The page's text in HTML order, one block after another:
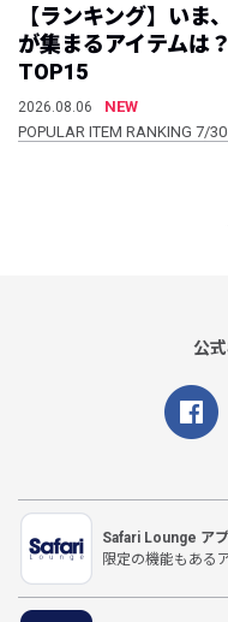
【ランキング】いま
が集まるアイテムは？
TOP15
2026.08.06
NEW
POPULAR ITEM RANKING 7/
公
Safari Lounge ア
限定の機能もある